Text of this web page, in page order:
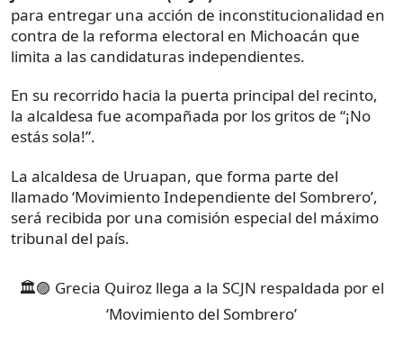
para entregar una acción de inconstitucionalidad en
contra de la reforma electoral en Michoacán que
limita a las candidaturas independientes.
En su recorrido hacia la puerta principal del recinto,
la alcaldesa fue acompañada por los gritos de “¡No
estás sola!”.
La alcaldesa de Uruapan, que forma parte del
llamado ‘Movimiento Independiente del Sombrero’,
será recibida por una comisión especial del máximo
tribunal del país.
🏛️🟣 Grecia Quiroz llega a la SCJN respaldada por el
‘Movimiento del Sombrero’